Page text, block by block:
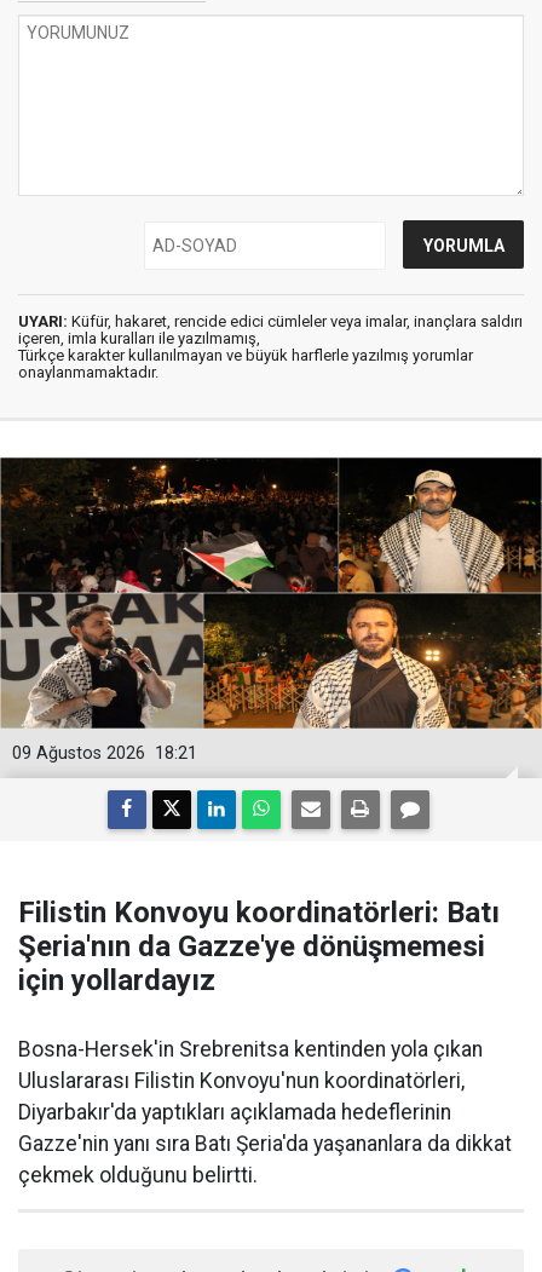
UYARI: Küfür, hakaret, rencide edici cümleler veya imalar, inançlara saldırı
içeren, imla kuralları ile yazılmamış,
Türkçe karakter kullanılmayan ve büyük harflerle yazılmış yorumlar
onaylanmamaktadır.
18:21
09 Ağustos 2026
Filistin Konvoyu koordinatörleri: Batı
Şeria'nın da Gazze'ye dönüşmemesi
için yollardayız
Bosna-Hersek'in Srebrenitsa kentinden yola çıkan
Uluslararası Filistin Konvoyu'nun koordinatörleri,
Diyarbakır'da yaptıkları açıklamada hedeflerinin
Gazze'nin yanı sıra Batı Şeria'da yaşananlara da dikkat
çekmek olduğunu belirtti.